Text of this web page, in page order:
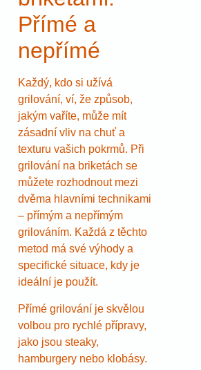
Přímé a
nepřímé
Každý, kdo si užívá
grilování, ví, že způsob,
jakým vaříte, může mít
zásadní vliv na chuť a
texturu vašich pokrmů. Při
grilování na briketách se
můžete rozhodnout mezi
dvěma hlavními technikami
– přímým a nepřímým
grilováním. Každá z těchto
metod má své výhody a
specifické situace, kdy je
ideální je použít.
Přímé grilování je skvělou
volbou pro rychlé přípravy,
jako jsou steaky,
hamburgery nebo klobásy.